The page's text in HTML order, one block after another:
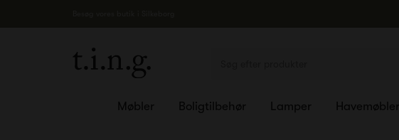
Møbler Boligtilbehør Lamper Havemøbler